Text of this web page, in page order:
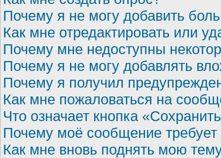
Почему я не могу добавить
Как мне отредактировать или
Почему мне недоступны
Почему я не могу добавлять
Почему я получил
Как мне пожаловаться на
Что означает кнопка
Почему моё сообщение
Как мне вновь поднять мою